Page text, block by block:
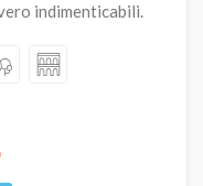
indimenticabili.